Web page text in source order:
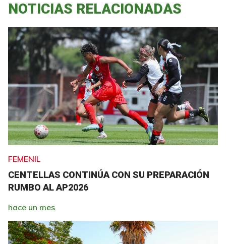
NOTICIAS RELACIONADAS
FEMENIL
CENTELLAS CONTINÚA CON SU PREPARACIÓN
RUMBO AL AP2026
hace un mes